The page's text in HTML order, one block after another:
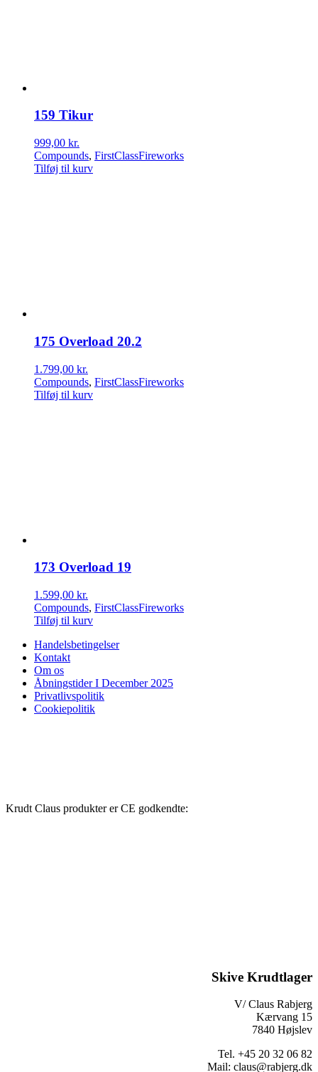
159 Tikur
999,00 kr.
Compounds, FirstClassFireworks
Tilføj til kurv
175 Overload 20.2
1.799,00 kr.
Compounds, FirstClassFireworks
Tilføj til kurv
173 Overload 19
1.599,00 kr.
Compounds, FirstClassFireworks
Tilføj til kurv
Handelsbetingelser
Kontakt
Om os
Åbningstider I December 2025
Privatlivspolitik
Cookiepolitik
Krudt Claus produkter er CE godkendte:
Skive Krudtlager
V/ Claus Rabjerg
Kærvang 15
7840 Højslev
Tel. +45 20 32 06 82
Mail: claus@rabjerg.dk